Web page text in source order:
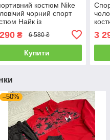
костюм Nike
чорний спорт
Найк із
₴ 6 580 ₴
Купити
3
–50%